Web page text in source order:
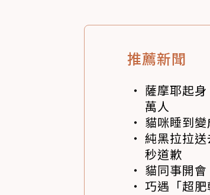
推薦新聞
薩摩耶起
萬人
貓咪睡到
純黑拉拉
秒道歉
貓同事開
巧遇「超